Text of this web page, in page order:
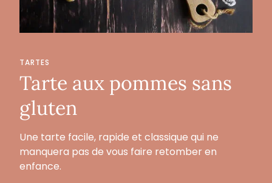
TARTES
Tarte aux pommes sans
gluten
Une tarte facile, rapide et classique qui ne
manquera pas de vous faire retomber en
enfance.